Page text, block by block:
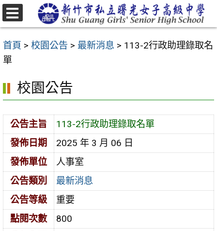
跳
至
要
內
區
首頁 > 校園公告 > 最新消息 > 113-2行政助理錄取名
單
校園公告
公告主旨
113-2行政助理錄取名單
發佈日期
2025 年 3 月 06 日
發佈單位
人事室
公告類別
最新消息
公告等級
重要
點閱次數
800
選
單